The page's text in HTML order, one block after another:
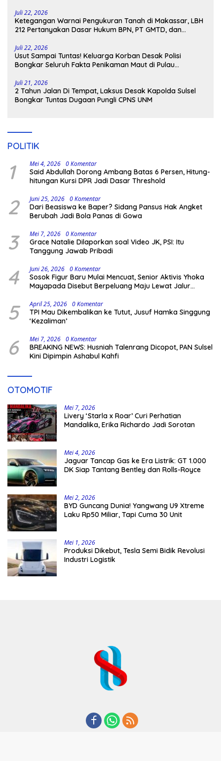
Juli 22, 2026
Ketegangan Warnai Pengukuran Tanah di Makassar, LBH
212 Pertanyakan Dasar Hukum BPN, PT GMTD, dan
Juli 22, 2026
Usut Sampai Tuntas! Keluarga Korban Desak Polisi
Bongkar Seluruh Fakta Penikaman Maut di Pulau
Juli 21, 2026
2 Tahun Jalan Di Tempat, Laksus Desak Kapolda Sulsel
Bongkar Tuntas Dugaan Pungli CPNS UNM
POLITIK
1 Mei 4, 2026 0 Komentar
Said Abdullah Dorong Ambang Batas 6 Persen, Hitung-
hitungan Kursi DPR Jadi Dasar Threshold
2 Juni 25, 2026 0 Komentar
Dari Beasiswa ke Baper? Sidang Pansus Hak Angket
Berubah Jadi Bola Panas di Gowa
3 Mei 7, 2026 0 Komentar
Grace Natalie Dilaporkan soal Video JK, PSI: Itu
Tanggung Jawab Pribadi
4 Juni 26, 2026 0 Komentar
Sosok Figur Baru Mulai Mencuat, Senior Aktivis Yhoka
Mayapada Disebut Berpeluang Maju Lewat Jalur
5 April 25, 2026 0 Komentar
TPI Mau Dikembalikan ke Tutut, Jusuf Hamka Singgung
‘Kezaliman’
6 Mei 7, 2026 0 Komentar
BREAKING NEWS: Husniah Talenrang Dicopot, PAN Sulsel
Kini Dipimpin Ashabul Kahfi
OTOMOTIF
Mei 7, 2026
Livery ‘Starla x Roar’ Curi Perhatian
Mandalika, Erika Richardo Jadi Sorotan
Mei 4, 2026
Jaguar Tancap Gas ke Era Listrik: GT 1.000
DK Siap Tantang Bentley dan Rolls-Royce
Mei 2, 2026
BYD Guncang Dunia! Yangwang U9 Xtreme
Laku Rp50 Miliar, Tapi Cuma 30 Unit
Mei 1, 2026
Produksi Dikebut, Tesla Semi Bidik Revolusi
Industri Logistik